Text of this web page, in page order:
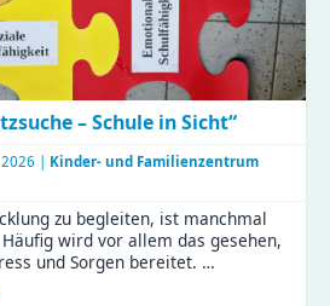
– Schule in Sicht“
| Kinder- und Familienzentrum
zu begleiten, ist manchmal
wird vor allem das gesehen,
und Sorgen bereitet. …